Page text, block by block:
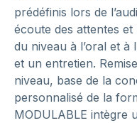
prédéfinis lors de
écoute des attentes
du niveau à l’oral et à
et un entretien.
niveau, base de la
personnalisé de la
MODULABLE intègre